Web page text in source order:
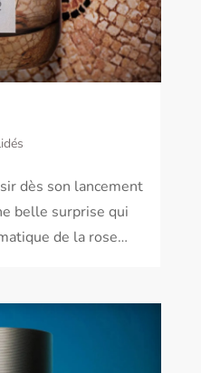
dès son lancement
belle surprise qui
de la rose…